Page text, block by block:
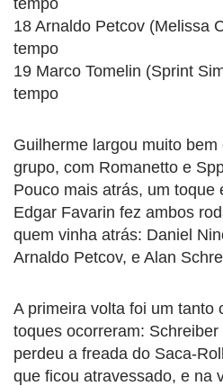
18 Arnaldo Petcov (Melissa
tempo
19 Marco Tomelin (Sprint
tempo
Guilherme largou muito
grupo, com Romanetto e
Pouco mais atrás, um toque
Edgar Favarin fez ambos
quem vinha atrás: Daniel
Arnaldo Petcov, e Alan
A primeira volta foi um tanto
toques ocorreram:
perdeu a freada do Saca-
que ficou atravessado, e na